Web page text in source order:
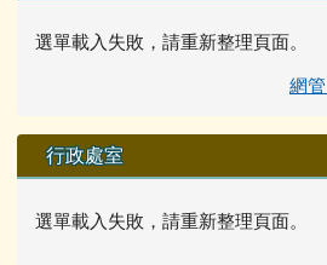
選單載入失敗，請重新整理頁面。
網
行政處室
選單載入失敗，請重新整理頁面。